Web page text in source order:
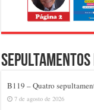
Sepultamentos
B119 – Quatro
7 de agosto de 2026